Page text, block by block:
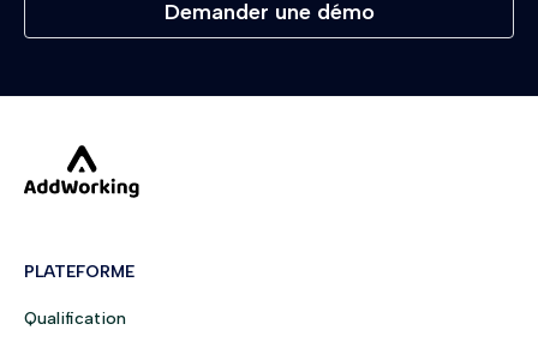
Demander une démo
PLATEFORME
Qualification